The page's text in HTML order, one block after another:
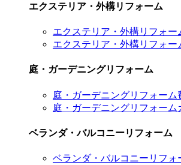
エクステリア・外構リフォーム
エクステリア・外構リフォー
エクステリア・外構リフォー
庭・ガーデニングリフォーム
庭・ガーデニングリフォーム
庭・ガーデニングリフォーム
ベランダ・バルコニーリフォーム
ベランダ・バルコニーリフォ